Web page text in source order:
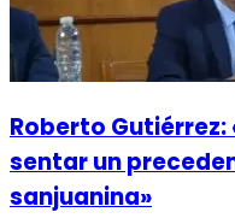
Roberto Gutiérrez:
sentar un
sanjuanina»